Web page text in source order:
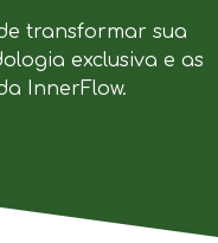
transformar sua
exclusiva e as
InnerFlow.